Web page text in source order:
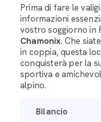
Prima di fare le
informazioni
vostro soggiorno in
Chamonix. Che
in coppia, questa
conquisterà per la
sportiva e
alpino.
Bilancio